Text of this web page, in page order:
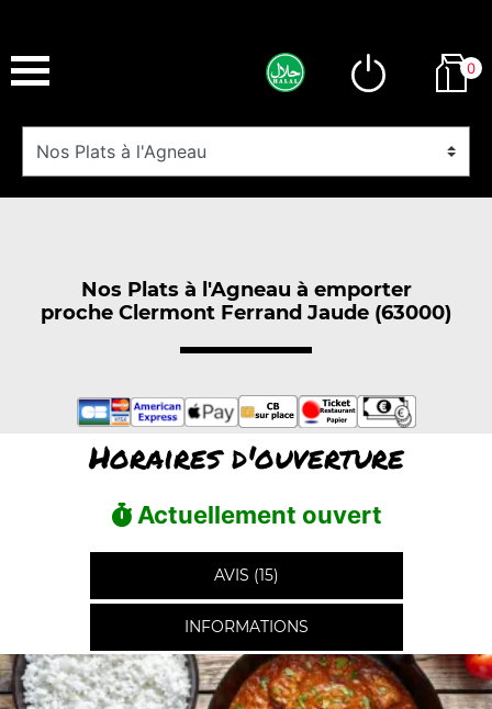
0
Nos Plats à l'Agneau à emporter
proche Clermont Ferrand Jaude (63000)
Horaires d'ouverture
Actuellement ouvert
AVIS (15)
INFORMATIONS